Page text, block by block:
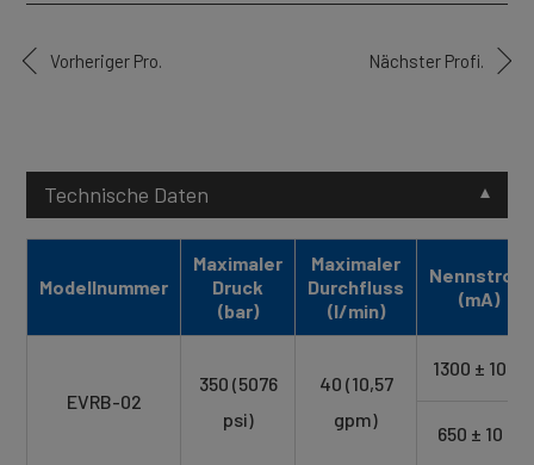
Vorheriger Pro. Nächster Profi.
Technische Daten
Modellnummer
Maximaler
Druck
(bar)
Maximaler
Durchfluss
(l/min)
Nennstrom
(mA)
EVRB-02
350 (5076
psi)
40 (10,57
gpm)
1300 ± 10 %
650 ± 10 %